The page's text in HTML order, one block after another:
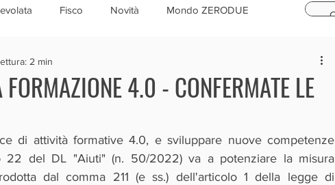
Fisco Novità Mondo ZERODUE
4.0 - CONFERMATE LE
2 min
di attività formative 4.0, e sviluppare nuove competenze
22 del DL "Aiuti" (n. 50/2022) va a potenziare la misura
dal comma 211 (e ss.) dell'articolo 1 della legge di